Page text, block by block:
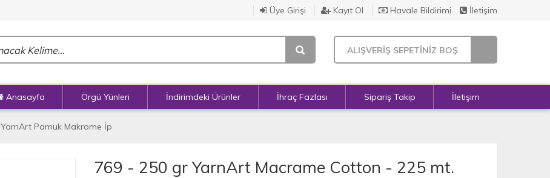
Üye Girişi Kayıt Ol Havale Bildirimi İletişim
ALIŞVERİŞ SEPETİNİZ BOŞ
Anasayfa Örgü Yünleri İndirimdeki Ürünler İhraç Fazlası Sipariş Takip İletişim
YarnArt Pamuk Makrome İp
769 - 250 gr YarnArt Macrame Cotton - 225 mt.